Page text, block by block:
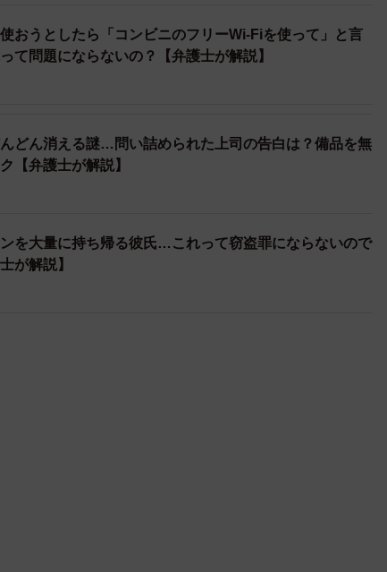
用していたとして大学生が窃盗容疑で摘発されたケース
下であったことと、本人が反省していたため書類送検
れました。
はないのでしょうか
で済むとは限りません。2010年にはアパートの共用コン
盗んだとして、大阪地裁が被告に懲役1年（執行猶予3
す。金額だけでなく行為の悪質さ、態様等も考慮して立
けて謝罪し充電をやめれば逮捕される可能性は少ないと
おうとしたら「コンビニのフリーWi-Fiを使って」と言
て問題にならないの？【弁護士が解説】
どん消える謎…問い詰められた上司の告白は？備品を無
【弁護士が解説】
を大量に持ち帰る彼氏…これって窃盗罪にならないので
が解説】